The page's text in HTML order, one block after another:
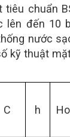
tiêu chuẩn
lên đến 10
nước
kỹ thuật
C h